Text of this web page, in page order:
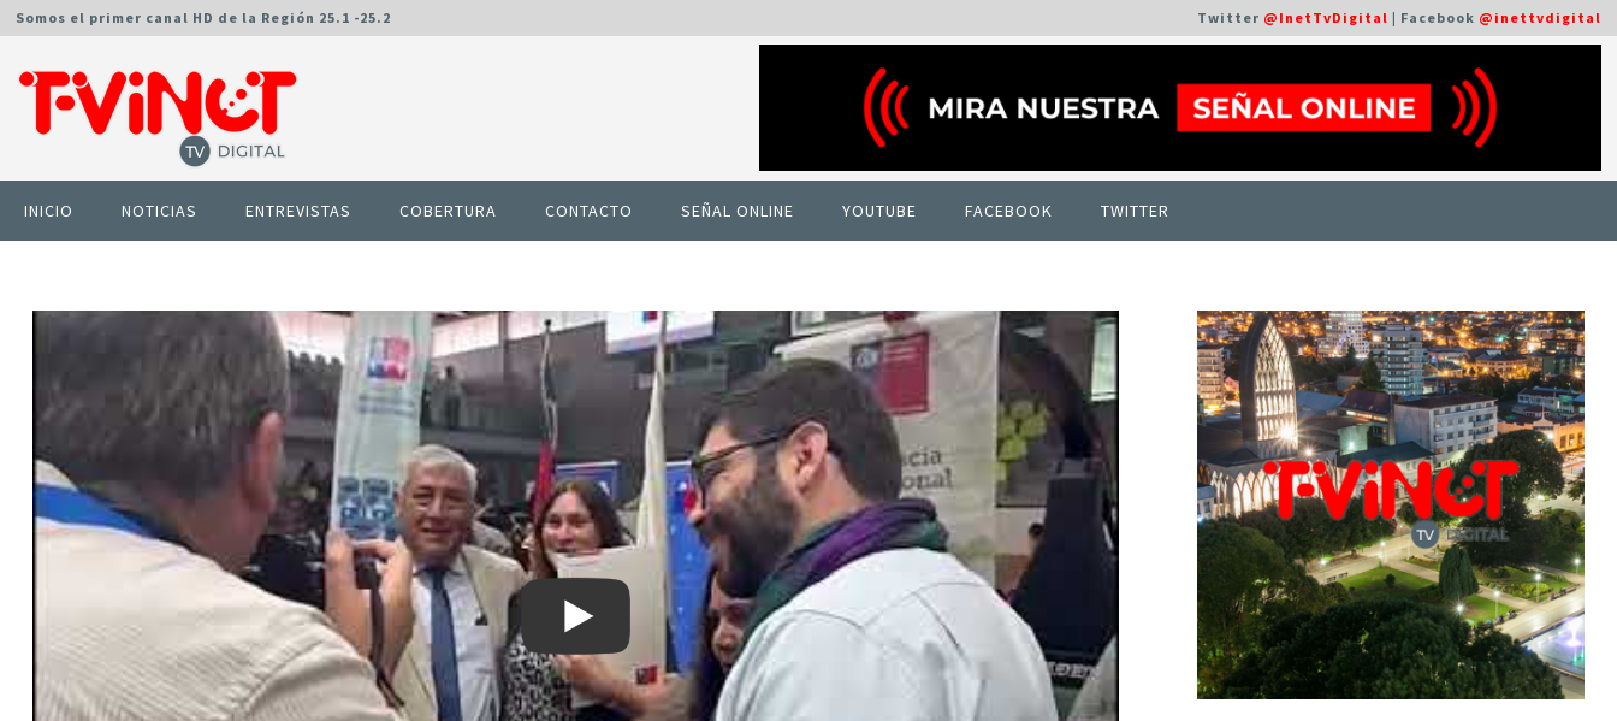
Somos el primer canal HD de la Región 25.1 -25.2 Twitter @InetTvDigital | Facebook @inettvdigital
INICIO NOTICIAS ENTREVISTAS COBERTURA CONTACTO SEÑAL ONLINE YOUTUBE FACEBOOK TWITTER